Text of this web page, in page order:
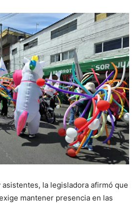
la legisladora afirmó que
mantener presencia en las